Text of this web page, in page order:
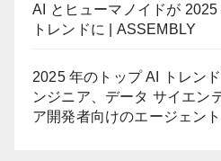
AI とヒューマノイドが
トレンドに | ASSEMBLY
2025 年のトップ AI トレン
ンジニア、データ サイエン
ア開発者向けのエージェン